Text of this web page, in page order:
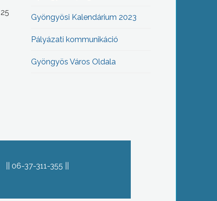
Gyöngyösi Kalendárium 2023
Pályázati kommunikáció
Gyöngyös Város Oldala
06-37-311-355